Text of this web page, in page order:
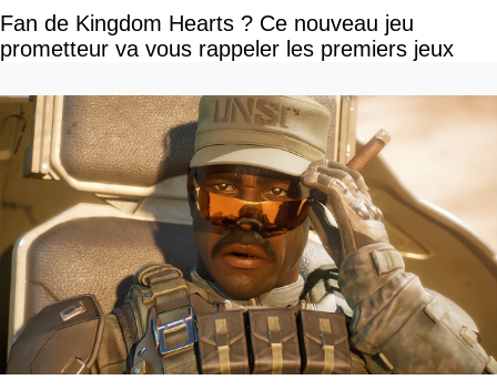
Fan de Kingdom Hearts ? Ce nouveau jeu
prometteur va vous rappeler les premiers jeux